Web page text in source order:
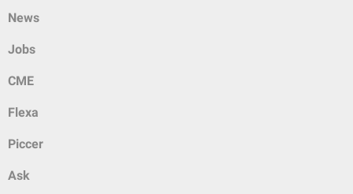
News
Jobs
CME
Flexa
Piccer
Ask